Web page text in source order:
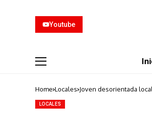
Youtube
Home Locales Joven desorientada
LOCALES